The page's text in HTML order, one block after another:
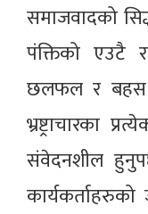
समाजवादको
पंक्तिको एउटै
छलफल र बहस
भ्रष्ट्राचारका
संवेदनशील
कार्यकर्ताहरुको